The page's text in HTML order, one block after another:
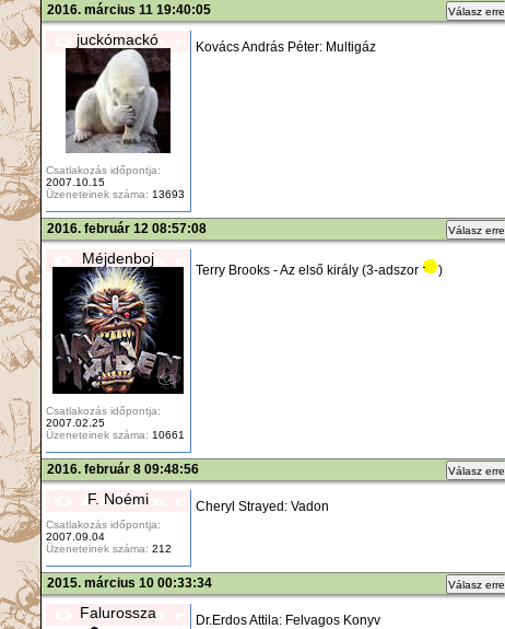
2016. március 11 19:40:05 Válasz erre
juckómackó
Csatlakozás időpontja:
2007.10.15
Üzeneteinek száma: 13693
Kovács András Péter: Multigáz
2016. február 12 08:57:08 Válasz erre
Méjdenboj
Csatlakozás időpontja:
2007.02.25
Üzeneteinek száma: 10661
Terry Brooks - Az első király (3-adszor )
2016. február 8 09:48:56 Válasz erre
F. Noémi
Csatlakozás időpontja:
2007.09.04
Üzeneteinek száma: 212
Cheryl Strayed: Vadon
2015. március 10 00:33:34 Válasz erre
Falurossza Dr.Erdos Attila: Felvagos Konyv